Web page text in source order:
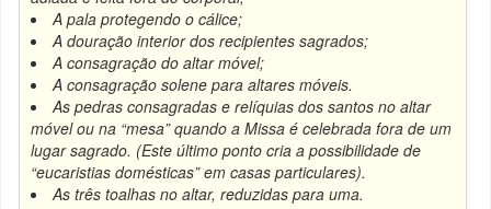
A pala protegendo o cálice;
A douração interior dos recipientes sagrados;
A consagração do altar móvel;
A consagração solene para altares móveis.
As pedras consagradas e relíquias dos santos no altar
móvel ou na “mesa” quando a Missa é celebrada fora de um
lugar sagrado. (Este último ponto cria a possibilidade de
“eucaristias domésticas” em casas particulares).
As três toalhas no altar, reduzidas para uma.